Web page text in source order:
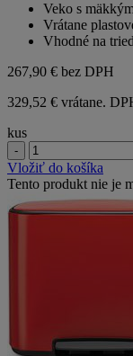
hviezdičiek.
Veko s
Vrátane
Vhodné na
267,90 € bez DPH
329,52 € vrátane.
kus
-
Vložiť do košíka
Tento produkt nie je